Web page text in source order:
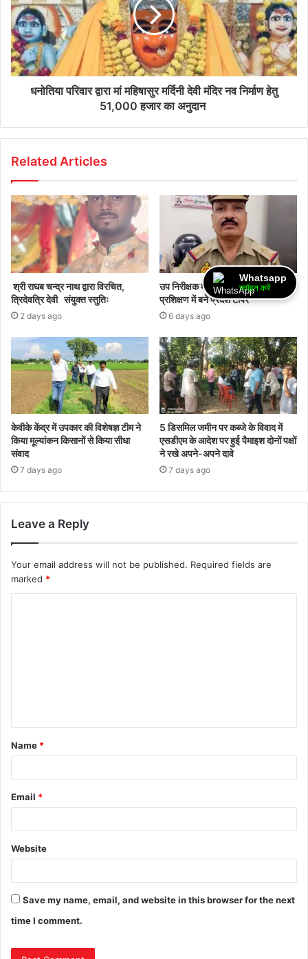
धनोतिया परिवार द्वारा मां महिषासुर मर्दिनी देवी मंदिर नव निर्माण हेतु
51,000 हजार का अनुदान
Related Articles
श्री राघब चन्द्र नाथ द्वारा विरचित,
त्रिदेवत्रि देवी संयुक्त स्तुतिः
2 days ago
उप निरीक्षक माता प्रसाद सिंह आईजी ओटी
प्रशिक्षण में बने प्रदेश टॉपर
6 days ago
केवीके केंद्र में उपकार की विशेषज्ञ टीम ने
किया मूल्यांकन किसानों से किया सीधा
संवाद
7 days ago
5 डिसमिल जमीन पर कब्जे के विवाद में
एसडीएम के आदेश पर हुई पैमाइश दोनों पक्षों
ने रखे अपने-अपने दावे
7 days ago
Leave a Reply
Your email address will not be published. Required fields are
marked *
Name *
Email *
Website
Save my name, email, and website in this browser for the next
time I comment.
Whatsapp
ज्वॉइन करें